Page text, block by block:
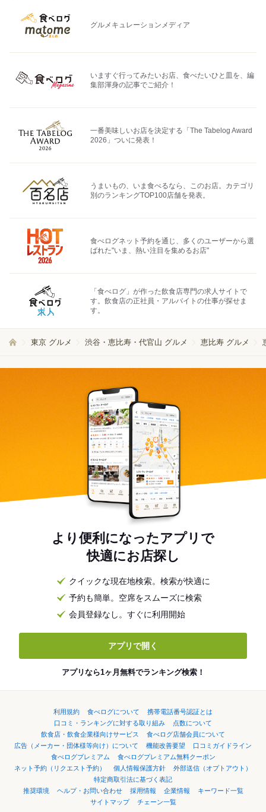
グルメキュレーションメディア
いますぐ行ってみたいお店、食べたいひと皿を、編
集部渾身の記事でご紹介！
一番美味しいお店を決定する「The Tabelog Award
2026」ついに発表！
うまいもの、いま食べるなら、このお店。カテゴリ
別のランキングTOP100店舗を発表。
食べログネット予約を通じ、多くのユーザーから選
ばれた"いま、熱い注目を集めるお店"
「食べログ」が作った飲食店専門の求人サイトで
す。飲食店の正社員・アルバイトの仕事が探せま
す。
東京 グルメ 渋谷・恵比寿・代官山 グルメ 恵比寿 グルメ
より便利になったアプリで
快適にお店探し
クイックな現在地検索。検索が快適に
予約も簡単。空席をスムーズに検索
会員登録なし。すぐに利用開始
アプリで開く
アプリなら1ヶ月無料でランキング検索！
利用規約 食べログについて
携帯電話番号認証とは
口コミ・ランキングに対する取り組み
点数について
飲食店・飲食企業様向けサービス
食べログ店舗会員について
広告（メーカー・団体様等向け）について
機能改善要望
口コミガイドライン
食べログプレミアム
食べログプレミアム無料クーポン
ネット予約（リクエスト予約）
個人情報保護方針
外部送信（オプトアウト）
特定商取引法に基づく表記
推奨環境
ヘルプ・お問い合わせ 採用情報 企業情報
キーワード一覧
サイトマップ
チェーン一覧